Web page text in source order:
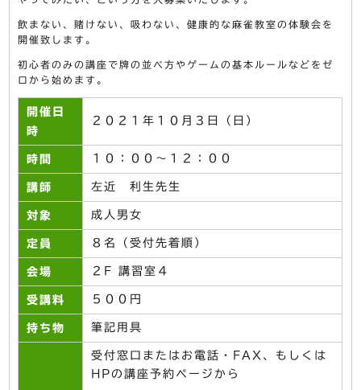
飲まない、賭けない、吸わない、健康的な麻雀教室の体験会を
開催致します。
初心者のみの講座で牌の並べ方やゲームの基本ルールなどをゼ
ロから始めます。
開催日
時
２０２１年１０月３日（日）
時間 １０：００～１２：００
講師 左近 利生先生
対象 成人男女
定員 ８名（受付先着順）
会場 ２F 講習室４
受講料 ５００円
持ち物 筆記用具
受付窓口またはお電話・FAX、もしくは
HPの講座予約ページから